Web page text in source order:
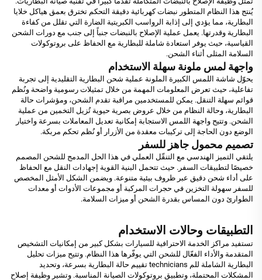
يُنتج هذا النظام المتطور نبضات كهربائية دقيقة التحكم تخترق بعمق هياكل خلايا
البطارية، مما يؤدي إلى إذابة الرواسب الكبريتية الضارة التي تقلل من كفاءة
البطارية وقدرتها. يعمل عملية الإصلاح بالنبضات جنباً إلى جنب مع دورات الشحن
القياسية، حيث يوفر استعادة شاملة للبطارية مع الحفاظ على بروتوكولات
السلامة المثلى أثناء الشحن.
واجهة لمس ملونة سهلة الاستخدام
يحوّل شاشة اللمس الكبيرة الملونة عملية شحن البطارية التقليدية إلى تجربة
تفاعلية، حيث تعرض المعلومات المهمة من خلال تمثيلات رسومية واضحة ونُظم
قوائم سهلة التنقل. يمكن للمستخدمين مراقبة تقدم الشحن، ومؤشرات حالة
البطارية، وحالة النظام من خلال عروض بصرية حيوية تُزيل التخمين من عملية
الشحن. وتتيح واجهة اللمس الاستجابة إمكانية تعديل المعاملات بسرعة واختيار
الوضع دون الحاجة إلى تركيبات معقدة من الأزرار أو نُظم تحكم مربكة.
تصميم محمول جاهز للسفر
يلتقي التميز الهندسي مع التنقّل العملي في هذا الحل المدمج للشحن المصمم
خصيصًا لتطبيقات السفر. حيث تتحمل البنية القوية إجهادات النقل مع الحفاظ
على أداء شحن دقيق عبر ظروف بيئية متنوعة. ويضمن الشكل الأمثل المخصص
للسفر سهولة التخزين في حجرات المركبة أو مجموعات الأدوات أو معدات
الطوارئ دون المساس بقدرة الشحن أو ميزات السلامة.
التطبيقات وحالات الاستخدام
تستفيد مراكز الخدمة الاحترافية للسيارات بشكل كبير من إمكانيات التشخيص
المتقدمة والأداء الفعّال للشحن التي يوفّرها هذا النظام. وتتيح ميزات تحليل
البطارية الشاملة للم technicians تقييم حالة البطارية بسرعة، وتحديد
المشكلات المحتملة، وتطبيق بروتوكولات الصيانة المناسبة. وتشير وظيفة إصلاح